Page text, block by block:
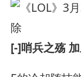
[-]哨兵之殇